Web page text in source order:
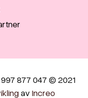
877 047 © 2021
av Increo